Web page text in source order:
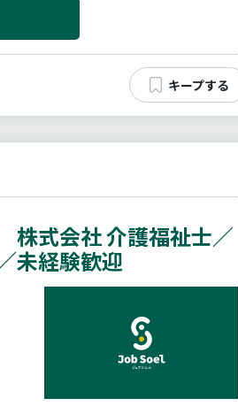
株式会社 介護福祉士／
未経験歓迎